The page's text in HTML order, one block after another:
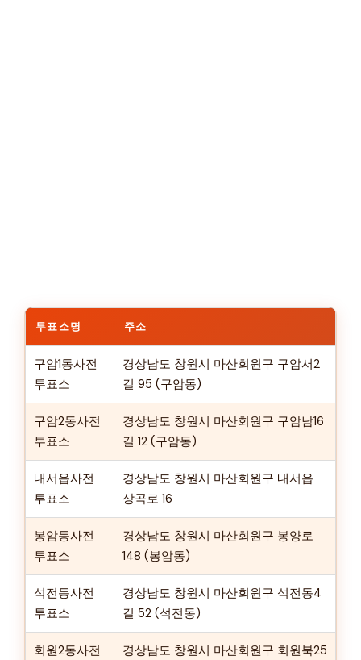
투표소명 주소
구암1동사전
투표소
경상남도 창원시 마산회원구 구암서2
길 95 (구암동)
구암2동사전
투표소
경상남도 창원시 마산회원구 구암남16
길 12 (구암동)
내서읍사전
투표소
경상남도 창원시 마산회원구 내서읍
상곡로 16
봉암동사전
투표소
경상남도 창원시 마산회원구 봉양로
148 (봉암동)
석전동사전
투표소
경상남도 창원시 마산회원구 석전동4
길 52 (석전동)
회원2동사전
경상남도 창원시 마산회원구 회원북25